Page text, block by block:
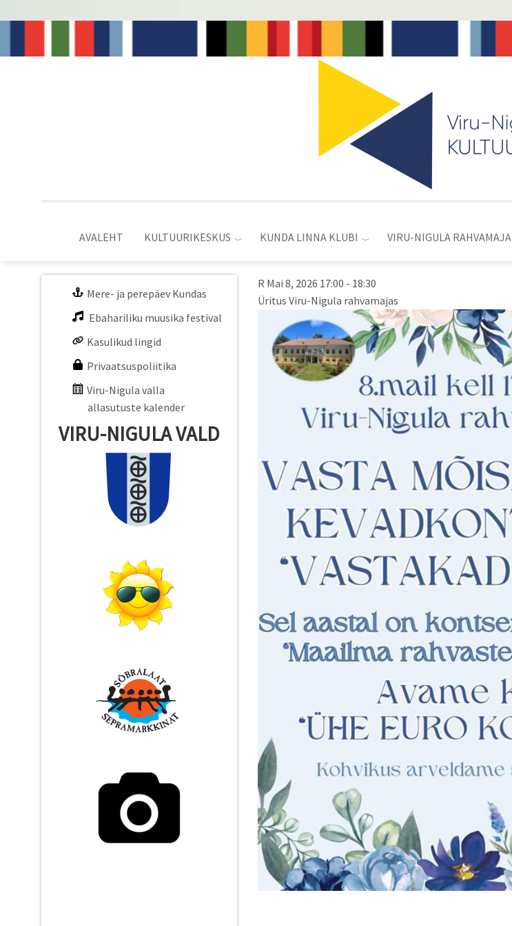
AVALEHT KULTUURIKESKUS KUNDA LINNA KLUBI VIRU-NIGULA RAHVAMAJA
Mere- ja perepäev Kundas
Ebahariliku muusika festival
Kasulikud lingid
Privaatsuspoliitika
Viru-Nigula valla
allasutuste kalender
VIRU-NIGULA VALD
R Mai 8, 2026 17:00 - 18:30
Üritus Viru-Nigula rahvamajas